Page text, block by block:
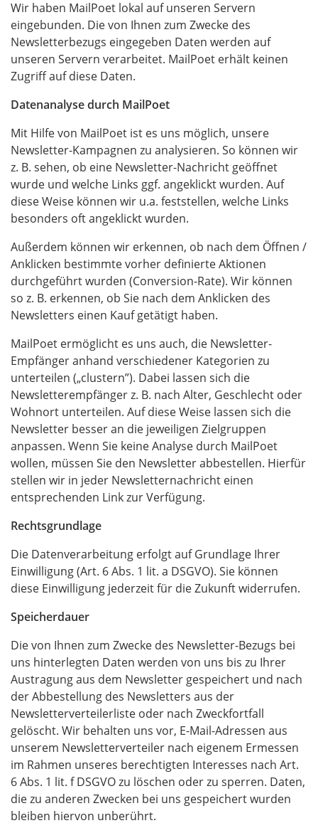
Wir haben MailPoet lokal auf unseren Servern
eingebunden. Die von Ihnen zum Zwecke des
Newsletterbezugs eingegeben Daten werden auf
unseren Servern verarbeitet. MailPoet erhält keinen
Zugriff auf diese Daten.
Datenanalyse durch MailPoet
Mit Hilfe von MailPoet ist es uns möglich, unsere
Newsletter-Kampagnen zu analysieren. So können wir
z. B. sehen, ob eine Newsletter-Nachricht geöffnet
wurde und welche Links ggf. angeklickt wurden. Auf
diese Weise können wir u.a. feststellen, welche Links
besonders oft angeklickt wurden.
Außerdem können wir erkennen, ob nach dem Öffnen /
Anklicken bestimmte vorher definierte Aktionen
durchgeführt wurden (Conversion-Rate). Wir können
so z. B. erkennen, ob Sie nach dem Anklicken des
Newsletters einen Kauf getätigt haben.
MailPoet ermöglicht es uns auch, die Newsletter-
Empfänger anhand verschiedener Kategorien zu
unterteilen („clustern”). Dabei lassen sich die
Newsletterempfänger z. B. nach Alter, Geschlecht oder
Wohnort unterteilen. Auf diese Weise lassen sich die
Newsletter besser an die jeweiligen Zielgruppen
anpassen. Wenn Sie keine Analyse durch MailPoet
wollen, müssen Sie den Newsletter abbestellen. Hierfür
stellen wir in jeder Newsletternachricht einen
entsprechenden Link zur Verfügung.
Rechtsgrundlage
Die Datenverarbeitung erfolgt auf Grundlage Ihrer
Einwilligung (Art. 6 Abs. 1 lit. a DSGVO). Sie können
diese Einwilligung jederzeit für die Zukunft widerrufen.
Speicherdauer
Die von Ihnen zum Zwecke des Newsletter-Bezugs bei
uns hinterlegten Daten werden von uns bis zu Ihrer
Austragung aus dem Newsletter gespeichert und nach
der Abbestellung des Newsletters aus der
Newsletterverteilerliste oder nach Zweckfortfall
gelöscht. Wir behalten uns vor, E-Mail-Adressen aus
unserem Newsletterverteiler nach eigenem Ermessen
im Rahmen unseres berechtigten Interesses nach Art.
6 Abs. 1 lit. f DSGVO zu löschen oder zu sperren. Daten,
die zu anderen Zwecken bei uns gespeichert wurden
bleiben hiervon unberührt.